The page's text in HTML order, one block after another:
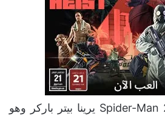
للعبة Spider-Man 2 يرينا بيتر باركر وهو